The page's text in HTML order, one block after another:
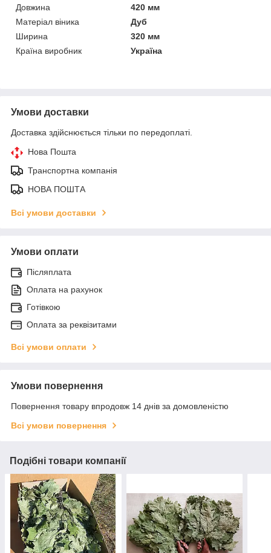
Довжина
420 мм
Матеріал віника
Дуб
Ширина
320 мм
Країна виробник
Україна
Умови доставки
Доставка здійснюється тільки по передоплаті.
Нова Пошта
Транспортна компанія
НОВА ПОШТА
Всі умови доставки
Умови оплати
Післяплата
Оплата на рахунок
Готівкою
Оплата за реквізитами
Всі умови оплати
Умови повернення
Повернення товару впродовж 14 днів за домовленістю
Всі умови повернення
Подібні товари компанії